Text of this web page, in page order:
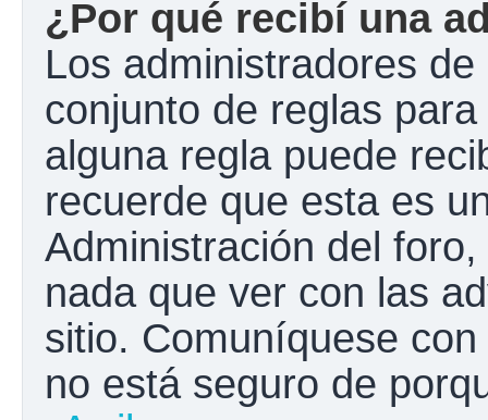
¿Por qué recibí una
Los administradores
conjunto de reglas
alguna regla puede
recuerde que esta es
Administración del
nada que ver con las
sitio. Comuníquese
no está seguro de